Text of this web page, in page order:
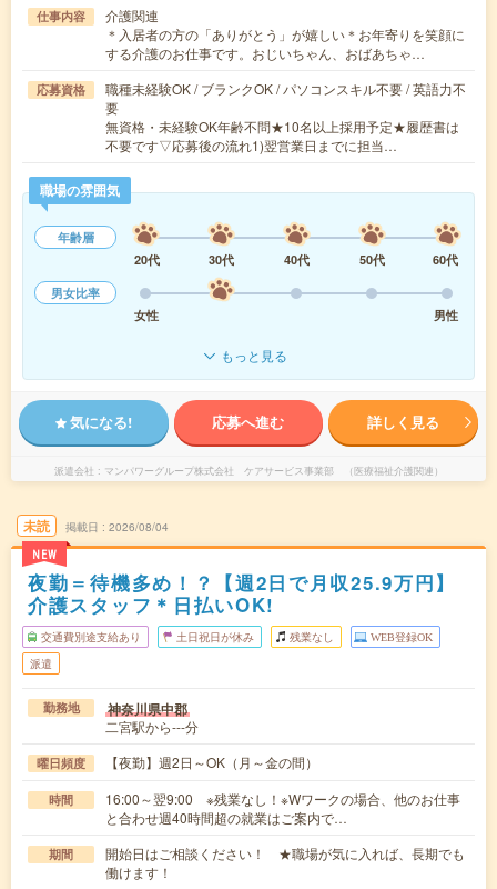
仕事内容
介護関連
＊入居者の方の「ありがとう」が嬉しい＊お年寄りを笑顔に
する介護のお仕事です。おじいちゃん、おばあちゃ…
応募資格
職種未経験OK / ブランクOK / パソコンスキル不要 / 英語力不
要
無資格・未経験OK年齢不問★10名以上採用予定★履歴書は
不要です▽応募後の流れ1)翌営業日までに担当…
職場の雰囲気
年齢層
20代
30代 40代 50代
60代
男女比率
女性
男性
もっと見る
気になる! 応募へ進む 詳しく見る
派遣会社 マンパワーグループ株式会社 ケアサービス事業部 （医療福祉介護関連）
未読
NEW
掲載日 2026/08/04
夜勤＝待機多め！？【週2日で月収25.9万円】
介護スタッフ＊日払いOK!
交通費別途支給あり 土日祝日が休み 残業なし WEB登録OK
派遣
勤務地 神奈川県中郡
二宮駅から---分
曜日頻度 【夜勤】週2日～OK（月～金の間）
時間
16:00～翌9:00 ※残業なし！※Wワークの場合、他のお仕事
と合わせ週40時間超の就業はご案内で…
期間
開始日はご相談ください！ ★職場が気に入れば、長期でも
働けます！